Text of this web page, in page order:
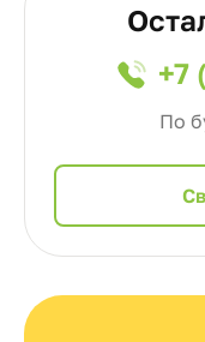
+7
По